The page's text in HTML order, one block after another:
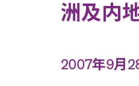
洲及内
2007年9月